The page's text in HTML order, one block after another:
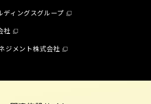
ディングスグループ
社
ジメント株式会社